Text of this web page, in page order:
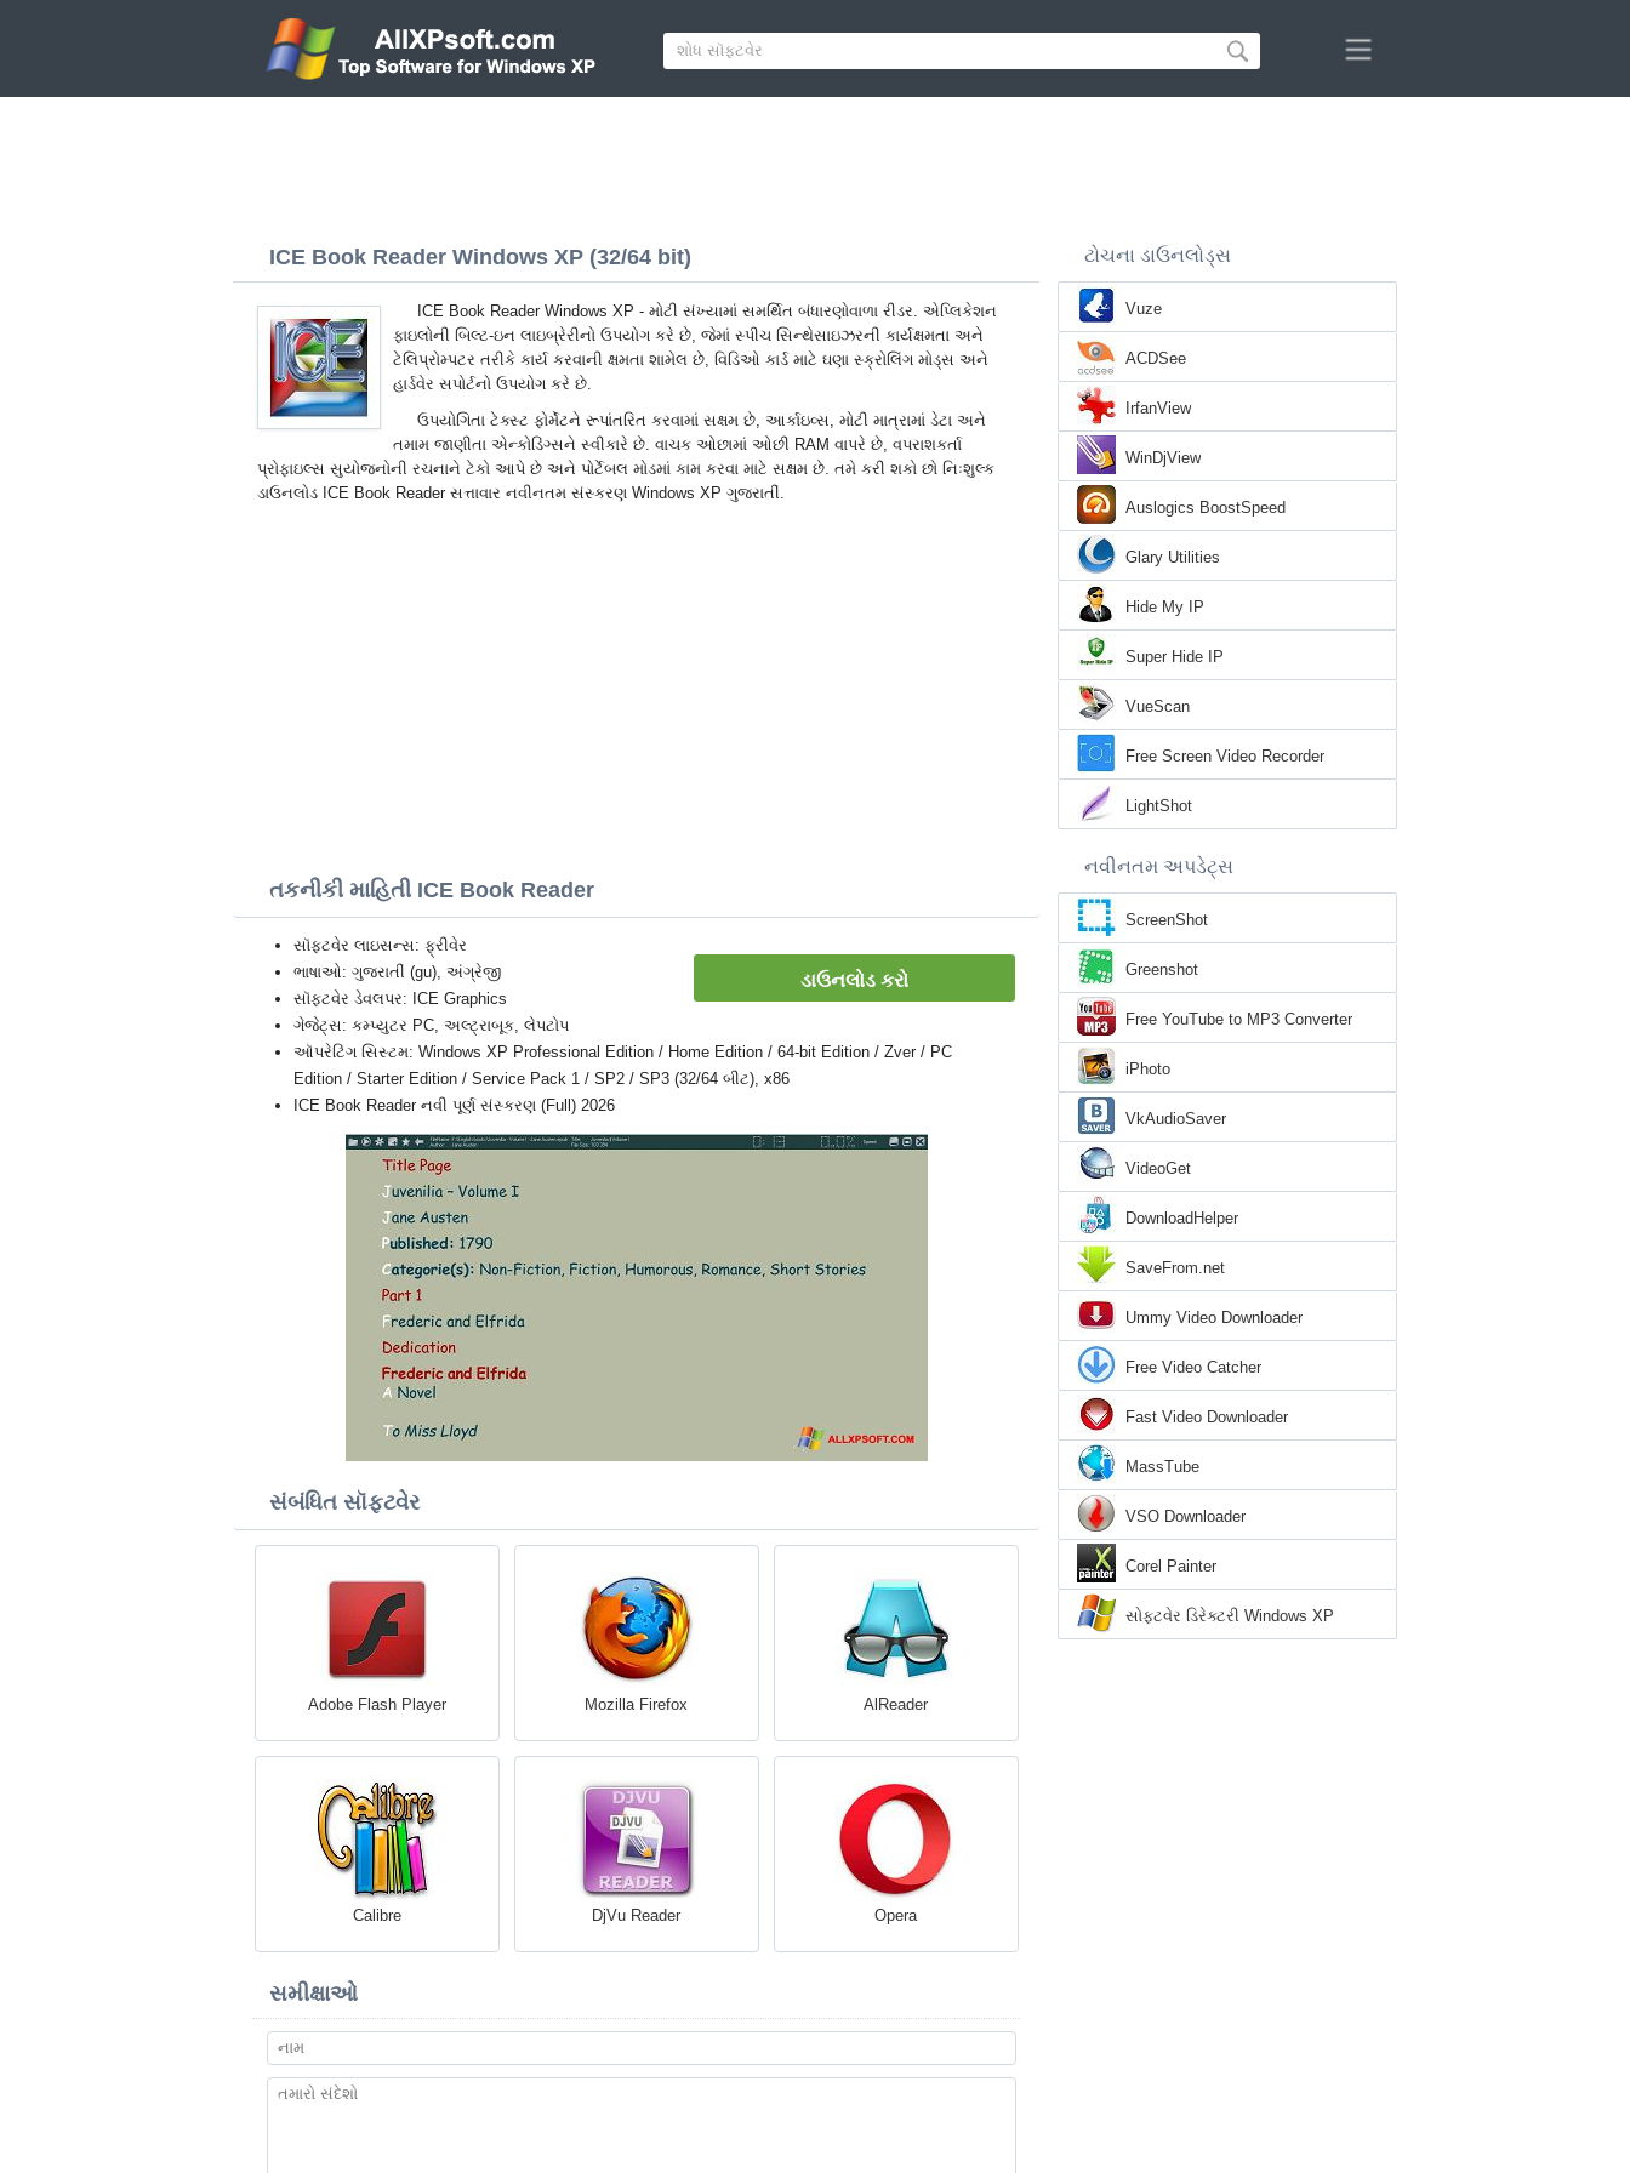
ICE Book Reader Windows XP (32/64 bit)
ICE Book Reader Windows XP - મોટી સંખ્યામાં સમર્થિત બંધારણોવાળા રીડર. એપ્લિકેશન
ફાઇલોની બિલ્ટ-ઇન લાઇબ્રેરીનો ઉપયોગ કરે છે, જેમાં સ્પીચ સિન્થેસાઇઝરની કાર્યક્ષમતા અને
ટેલિપ્રોમ્પટર તરીકે કાર્ય કરવાની ક્ષમતા શામેલ છે, વિડિઓ કાર્ડ માટે ઘણા સ્ક્રોલિંગ મોડ્સ અને
હાર્ડવેર સપોર્ટનો ઉપયોગ કરે છે.
ઉપયોગિતા ટેક્સ્ટ ફોર્મેટને રૂપાંતરિત કરવામાં સક્ષમ છે, આર્કાઇવ્સ, મોટી માત્રામાં ડેટા અને
તમામ જાણીતા એન્કોડિંગ્સને સ્વીકારે છે. વાચક ઓછામાં ઓછી RAM વાપરે છે, વપરાશકર્તા
પ્રોફાઇલ્સ સુયોજનોની રચનાને ટેકો આપે છે અને પોર્ટેબલ મોડમાં કામ કરવા માટે સક્ષમ છે. તમે કરી શકો છો નિઃશુલ્ક
ડાઉનલોડ ICE Book Reader સત્તાવાર નવીનતમ સંસ્કરણ Windows XP ગુજરાતીં.
તકનીકી માહિતી ICE Book Reader
ડાઉનલોડ કરો
સૉફ્ટવેર લાઇસન્સ: ફ્રીવેર
ભાષાઓ: ગુજરાતીં (gu), અંગ્રેજી
સૉફ્ટવેર ડેવલપર: ICE Graphics
ગેજેટ્સ: કમ્પ્યુટર PC, અલ્ટ્રાબૂક, લેપટોપ
ઑપરેટિંગ સિસ્ટમ: Windows XP Professional Edition / Home Edition / 64-bit Edition / Zver / PC
Edition / Starter Edition / Service Pack 1 / SP2 / SP3 (32/64 બીટ), x86
ICE Book Reader નવી પૂર્ણ સંસ્કરણ (Full) 2026
સંબંધિત સૉફ્ટવેર
Adobe Flash Player Mozilla Firefox AlReader
Calibre DjVu Reader Opera
સમીક્ષાઓ
ટોચના ડાઉનલોડ્સ
Vuze
ACDSee
IrfanView
WinDjView
Auslogics BoostSpeed
Glary Utilities
Hide My IP
Super Hide IP
VueScan
Free Screen Video Recorder
LightShot
નવીનતમ અપડેટ્સ
ScreenShot
Greenshot
Free YouTube to MP3 Converter
iPhoto
VkAudioSaver
VideoGet
DownloadHelper
SaveFrom.net
Ummy Video Downloader
Free Video Catcher
Fast Video Downloader
MassTube
VSO Downloader
Corel Painter
સોફ્ટવેર ડિરેક્ટરી Windows XP